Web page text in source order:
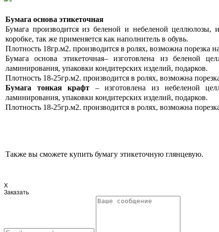
Бумага основа этикеточная
Бумага производится из беленой и небеленой целлюлозы,
коробке, так же применяется как наполнитель в обувь.
Плотность 18гр.м2. производится в ролях, возможна порезка
Бумага основа этикеточная– изготовлена из беленой
ламинирования, упаковки кондитерских изделий, подарков.
Плотность 18-25гр.м2. производится в ролях, возможна
Бумага тонкая крафт – изготовлена из небеленой
ламинирования, упаковки кондитерских изделий, подарков.
Плотность 18-25гр.м2. производится в ролях, возможна
Также вы сможете купить бумагу этикеточную глянцевую.
X
Заказать